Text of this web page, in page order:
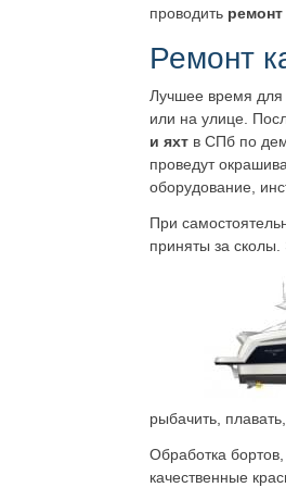
проводить ремонт
Ремонт
Лучшее время для
или на улице.
и яхт в СПб по
проведут
оборудование,
При
приняты за сколы.
рыбачить, плавать,
Обработка
качественные